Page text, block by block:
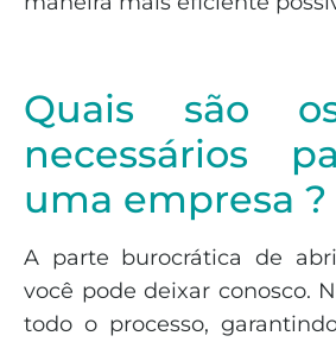
Quais são
necessários
uma empresa ?
A parte burocrática de
você pode deixar conosco.
todo o processo,